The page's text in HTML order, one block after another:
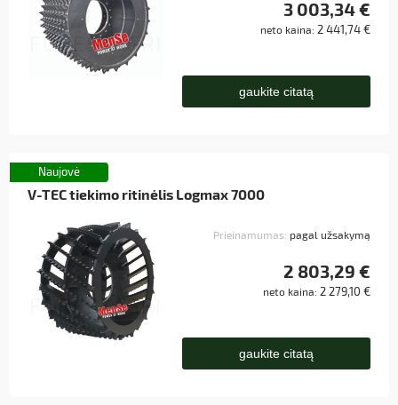
3 003,34 €
neto kaina: 2 441,74 €
gaukite citatą
V-TEC tiekimo ritinėlis Logmax 7000
Prieinamumas: pagal užsakymą
2 803,29 €
neto kaina: 2 279,10 €
gaukite citatą
Naujovė